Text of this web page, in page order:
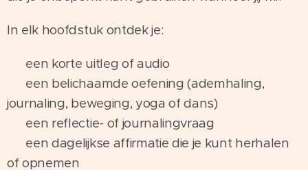
In elk hoofdstuk ontdek je:
✨ een korte uitleg of audio
🪷 een belichaamde oefening (ademhaling,
journaling, beweging, yoga of dans)
💖 een reflectie- of journalingvraag
🌙 een dagelijkse affirmatie die je kunt herhalen
of opnemen